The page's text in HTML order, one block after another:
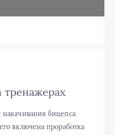
бицепса
включена проработка